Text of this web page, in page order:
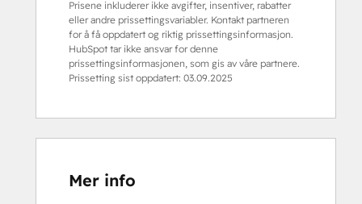
Prisene inkluderer ikke avgifter, insentiver, rabatter
eller andre prissettingsvariabler. Kontakt partneren
for å få oppdatert og riktig prissettingsinformasjon.
HubSpot tar ikke ansvar for denne
prissettingsinformasjonen, som gis av våre partnere.
Prissetting sist oppdatert: 03.09.2025
Mer info